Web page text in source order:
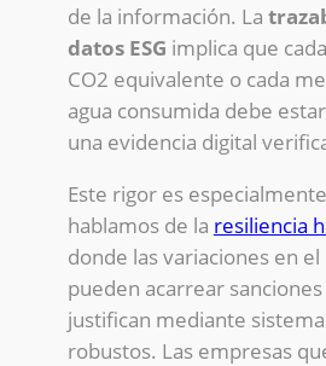
de la información. La
datos ESG implica que
CO2 equivalente o cada
agua consumida debe
una evidencia digital
Este rigor es
hablamos de la resiliencia
donde las variaciones en
pueden acarrear sanciones
justifican mediante
robustos. Las empresas